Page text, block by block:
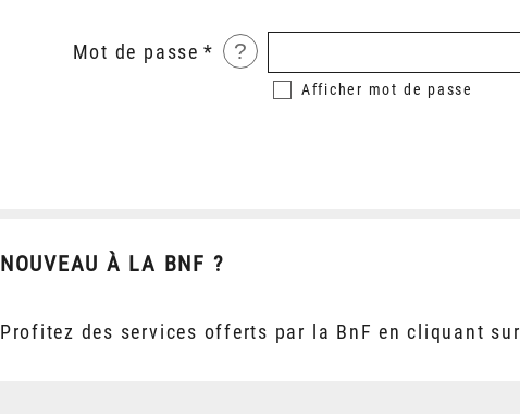
Mot de passe ?
Afficher mot de passe
NOUVEAU À LA BNF ?
Profitez des services offerts par la BnF en cliquant sur